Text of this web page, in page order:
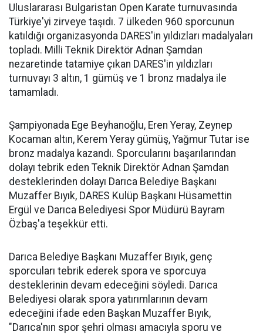
Uluslararası Bulgaristan Open Karate turnuvasında
Türkiye'yi zirveye taşıdı. 7 ülkeden 960 sporcunun
katıldığı organizasyonda DARES'in yıldızları madalyaları
topladı. Milli Teknik Direktör Adnan Şamdan
nezaretinde tatamiye çıkan DARES'in yıldızları
turnuvayı 3 altın, 1 gümüş ve 1 bronz madalya ile
tamamladı.
Şampiyonada Ege Beyhanoğlu, Eren Yeray, Zeynep
Kocaman altın, Kerem Yeray gümüş, Yağmur Tutar ise
bronz madalya kazandı. Sporcularını başarılarından
dolayı tebrik eden Teknik Direktör Adnan Şamdan
desteklerinden dolayı Darıca Belediye Başkanı
Muzaffer Bıyık, DARES Kulüp Başkanı Hüsamettin
Ergül ve Darıca Belediyesi Spor Müdürü Bayram
Özbaş'a teşekkür etti.
Darıca Belediye Başkanı Muzaffer Bıyık, genç
sporcuları tebrik ederek spora ve sporcuya
desteklerinin devam edeceğini söyledi. Darıca
Belediyesi olarak spora yatırımlarının devam
edeceğini ifade eden Başkan Muzaffer Bıyık,
"Darıca'nın spor şehri olması amacıyla sporu ve